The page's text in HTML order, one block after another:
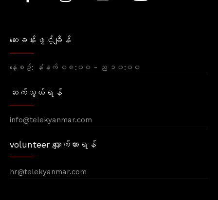
ဆေးခန်းဖွင့်ချိန်
နေ့စဥ်: နံနက် ၀၈:၀၀ - ည ၁၀:၀၀
ဆက်သွယ်ရန်
info@telekyanmar.com
volunteer လျှောက်ထားရန်
hr@telekyanmar.com